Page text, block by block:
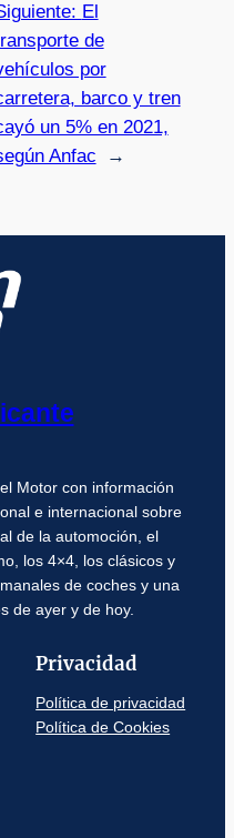
El
de
por
barco y tren
un 5% en 2021,
Anfac
→
Motor con información
e internacional sobre
de la automoción, el
los 4×4, los clásicos y
de coches y una
de ayer y de hoy.
Privacidad
Política de privacidad
Política de Cookies